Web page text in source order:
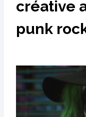
créative
punk